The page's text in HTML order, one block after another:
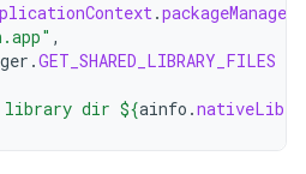
.packageManager
,
.GET_SHARED_LIBRARY_FILES
library dir ${ainfo .